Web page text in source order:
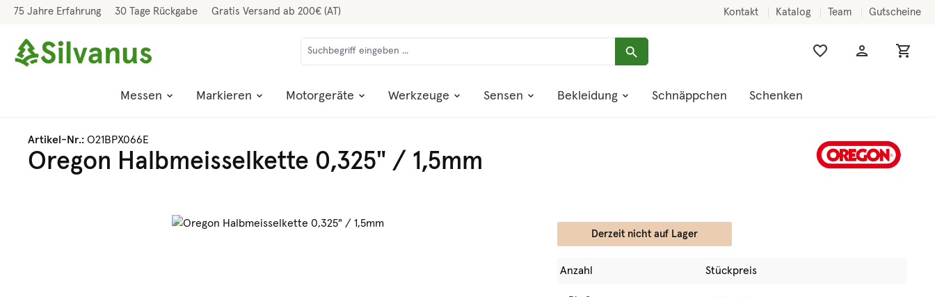
Hauptinhalt springen
Zur Suche springen
Zur Hauptnavigation springen
75 Jahre Erfahrung 30 Tage Rückgabe Gratis Versand ab 200€ (AT) Kontakt Katalog Team Gutscheine
Messen Markieren Motorgeräte Werkzeuge Sensen Bekleidung Schnäppchen Schenken
Artikel-Nr.: O21BPX066E
Oregon Halbmeisselkette 0,325" / 1,5mm
Derzeit nicht auf Lager
Anzahl Stückpreis